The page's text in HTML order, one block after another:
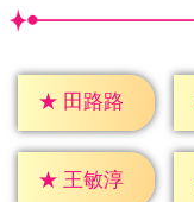
★ 田路路
★ 王敏淳